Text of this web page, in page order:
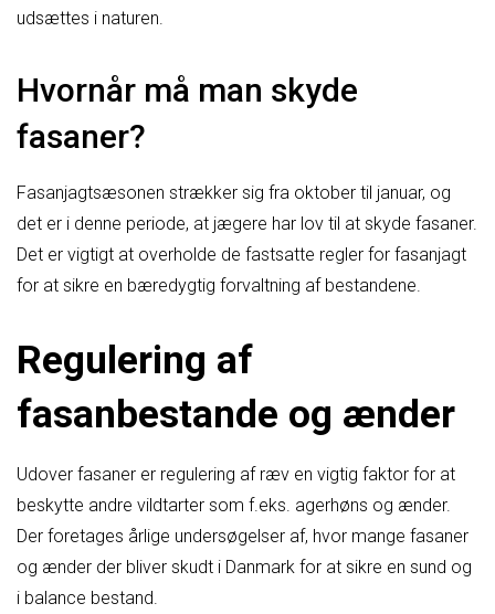
udsættes i naturen.
Hvornår må man skyde
fasaner?
Fasanjagtsæsonen strækker sig fra oktober til januar, og
det er i denne periode, at jægere har lov til at skyde fasaner.
Det er vigtigt at overholde de fastsatte regler for fasanjagt
for at sikre en bæredygtig forvaltning af bestandene.
Regulering af
fasanbestande og ænder
Udover fasaner er regulering af ræv en vigtig faktor for at
beskytte andre vildtarter som f.eks. agerhøns og ænder.
Der foretages årlige undersøgelser af, hvor mange fasaner
og ænder der bliver skudt i Danmark for at sikre en sund og
i balance bestand.